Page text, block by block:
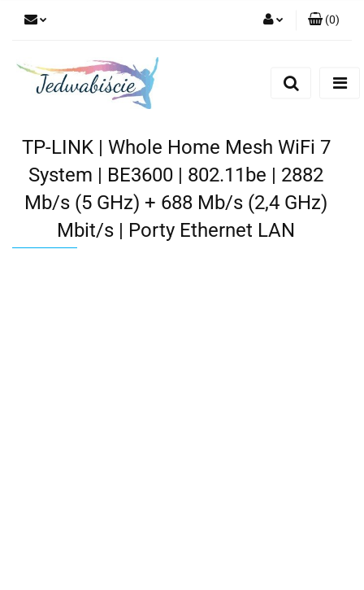
(0)
TP-LINK | Whole Home Mesh WiFi 7
System | BE3600 | 802.11be | 2882
Mb/s (5 GHz) + 688 Mb/s (2,4 GHz)
Mbit/s | Porty Ethernet LAN